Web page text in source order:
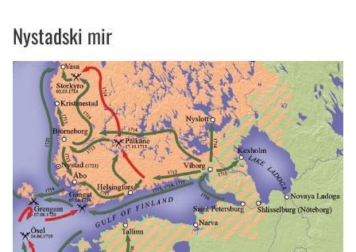
Nystadski mir